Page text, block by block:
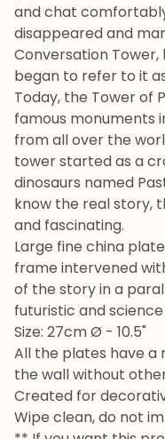
and chat
disappeared and
Conversation
began to refer to it
Today, the Tower of
famous monuments
from all over the
tower started as a
dinosaurs named
know the real story,
and fascinating.
Large fine china
frame intervened
of the story in a
futuristic and
Size: 27cm Ø - 10.5"
All the plates have a
the wall without
Created for
Wipe clean, do not